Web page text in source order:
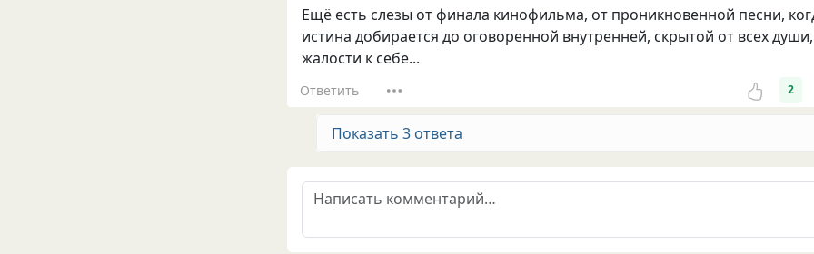
Ещё есть слезы от финала кинофильма, от проникновенной песни,
истина добирается до оговоренной внутренней, скрытой от всех
жалости к себе...
Ответить 2
Показать 3 ответа